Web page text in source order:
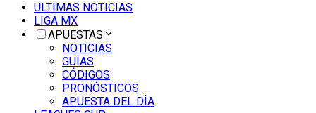
ULTIMAS NOTICIAS
LIGA MX
APUESTAS
NOTICIAS
GUÍAS
CÓDIGOS
PRONÓSTICOS
APUESTA DEL DÍA